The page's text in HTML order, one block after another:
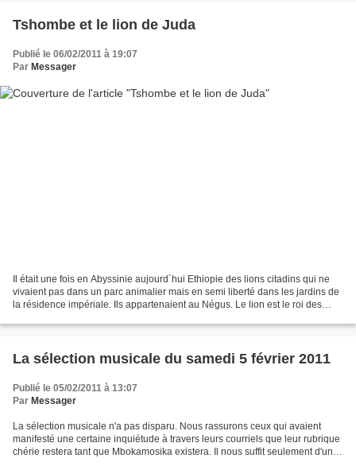
Tshombe et le lion de Juda
Publié le 06/02/2011 à 19:07
Par Messager
Il était une fois en Abyssinie aujourd´hui Ethiopie des lions citadins qui ne
vivaient pas dans un parc animalier mais en semi liberté dans les jardins de
la résidence impériale. Ils appartenaient au Négus. Le lion est le roi des
La sélection musicale du samedi 5 février 2011
Publié le 05/02/2011 à 13:07
Par Messager
La sélection musicale n'a pas disparu. Nous rassurons ceux qui avaient
manifesté une certaine inquiétude à travers leurs courriels que leur rubrique
chérie restera tant que Mbokamosika existera. Il nous suffit seulement d'un